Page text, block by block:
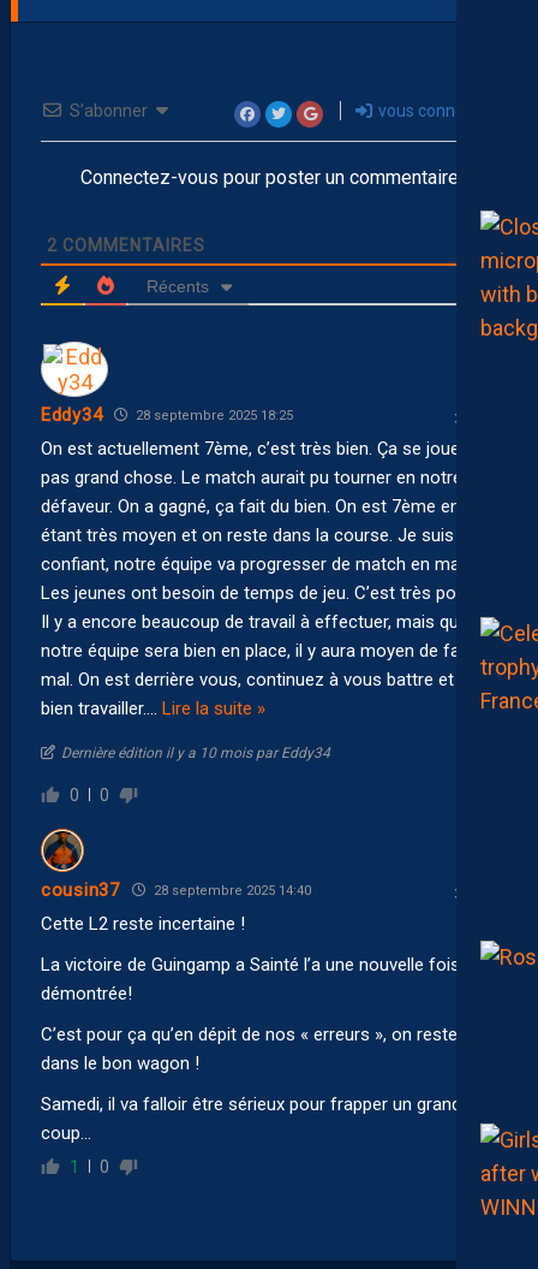
S’abonner vous connecter
Connectez-vous pour poster un commentaire
2 COMMENTAIRES
Récents
Eddy34 28 septembre 2025 18:25
On est actuellement 7ème, c’est très bien. Ça se joue à
pas grand chose. Le match aurait pu tourner en notre
défaveur. On a gagné, ça fait du bien. On est 7ème en
étant très moyen et on reste dans la course. Je suis
confiant, notre équipe va progresser de match en match.
Les jeunes ont besoin de temps de jeu. C’est très positif.
Il y a encore beaucoup de travail à effectuer, mais quand
notre équipe sera bien en place, il y aura moyen de faire
mal. On est derrière vous, continuez à vous battre et à
bien travailler.
Lire la suite »
Dernière édition il y a 10 mois par Eddy34
0 0
cousin37 28 septembre 2025 14:40
Cette L2 reste incertaine !
La victoire de Guingamp a Sainté l’a une nouvelle fois
démontrée!
C’est pour ça qu’en dépit de nos « erreurs », on reste
dans le bon wagon !
Samedi, il va falloir être sérieux pour frapper un grand
coup…
1 0